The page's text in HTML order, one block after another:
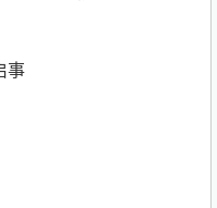
事